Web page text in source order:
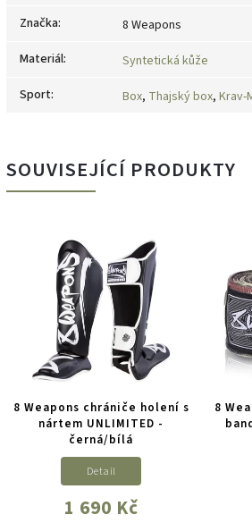
Značka:
8 Weapons
Materiál:
Syntetická kůže
Sport: Box, Thajský box, Krav-
SOUVISEJÍCÍ PRODUKTY
8 Weapons chrániče holení s
nártem UNLIMITED -
černá/bílá
1 690 Kč
Detail
8